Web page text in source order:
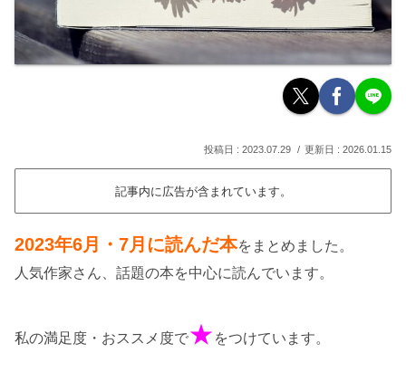
2023.07.29 2026.01.15
記事内に広告が含まれています。
2023年6月・7月に読んだ本をまとめました。
人気作家さん、話題の本を中心に読んでいます。
私の満足度・おススメ度で★ をつけています。